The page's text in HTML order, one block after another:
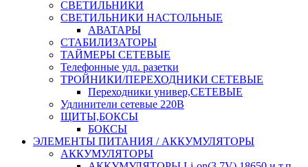
СВЕТИЛЬНИКИ
СВЕТИЛЬНИКИ НАСТОЛЬНЫЕ
АВАТАРЫ
СТАБИЛИЗАТОРЫ
ТАЙМЕРЫ СЕТЕВЫЕ
Телефонные удл. разетки
ТРОЙНИКИ/ПЕРЕХОДНИКИ СЕТЕВЫЕ
Переходники универ,СЕТЕВЫЕ
Удлинители сетевые 220В
ЩИТЫ,БОКСЫ
БОКСЫ
ЭЛЕМЕНТЫ ПИТАНИЯ / АККУМУЛЯТОРЫ
АККУМУЛЯТОРЫ